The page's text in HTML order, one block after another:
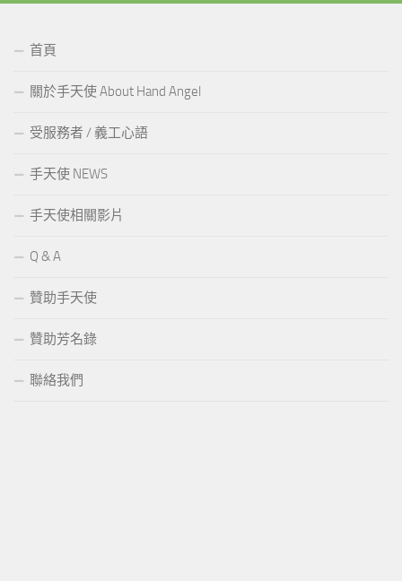
首頁
關於手天使 About Hand Angel
受服務者 / 義工心語
手天使 NEWS
手天使相關影片
Q & A
贊助手天使
贊助芳名錄
聯絡我們